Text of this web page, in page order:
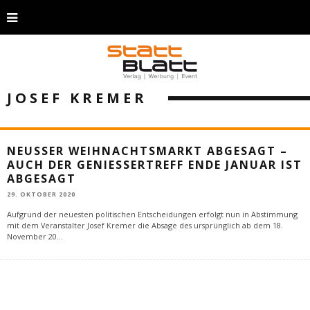
JOSEF KREMER
NEUSSER WEIHNACHTSMARKT ABGESAGT –
AUCH DER GENIESSERTREFF ENDE JANUAR IST A
BGESAGT
29. OKTOBER 2020
Aufgrund der neuesten politischen Entscheidungen erfolgt nun in Abstimmung
mit dem Veranstalter Josef Kremer die Absage des ursprünglich ab dem 18.
November 20...